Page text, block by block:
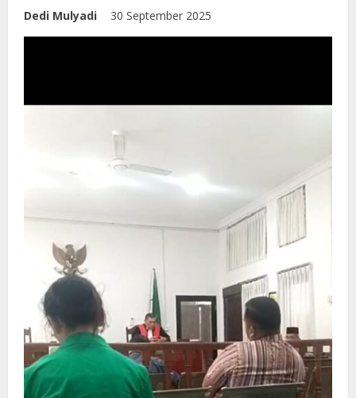
Dedi Mulyadi 30 September 2025